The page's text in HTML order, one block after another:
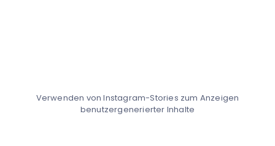
Verwenden von Instagram-Stories zum Anzeigen
benutzergenerierter Inhalte